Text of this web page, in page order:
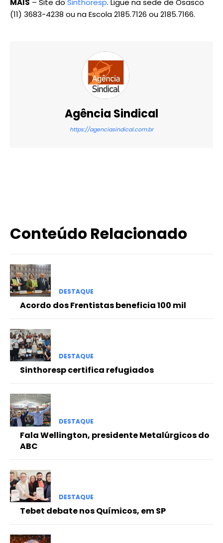
MAIS – Site do Sinthoresp. Ligue na sede de Osasco
(11) 3683-4238 ou na Escola 2185.7126 ou 2185.7166.
Agência Sindical
https://agenciasindical.com.br
Conteúdo Relacionado
DESTAQUE
Acordo dos Frentistas beneficia 100 mil
DESTAQUE
Sinthoresp certifica refugiados
DESTAQUE
Fala Wellington, presidente Metalúrgicos do
ABC
DESTAQUE
Tebet debate nos Químicos, em SP